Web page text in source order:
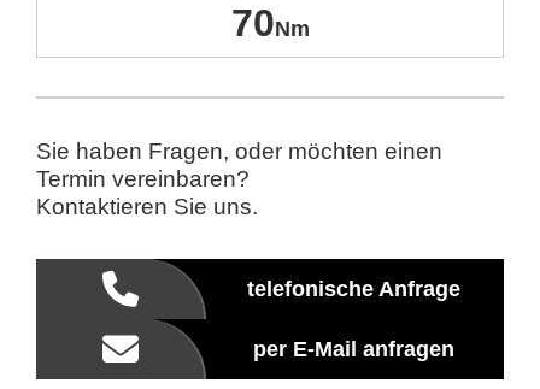
70
Sie haben Fragen, oder möchten einen
Termin vereinbaren?
Kontaktieren Sie uns.
telefonische Anfrage
per E-Mail anfragen